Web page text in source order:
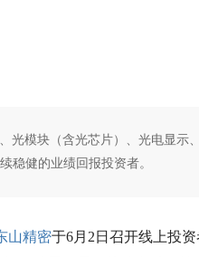
光模块（含光芯片）、光电显示
稳健的业绩回报投资者。
山精密于6月2日召开线上投